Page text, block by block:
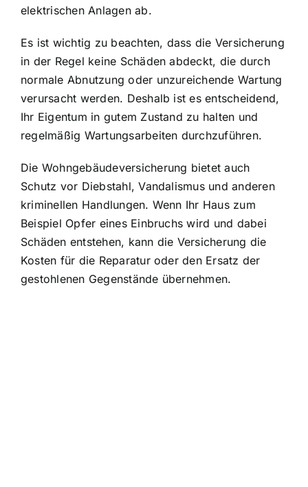
elektrischen Anlagen ab.
Es ist wichtig zu beachten, dass die Versicherung
in der Regel keine Schäden abdeckt, die durch
normale Abnutzung oder unzureichende Wartung
verursacht werden. Deshalb ist es entscheidend,
Ihr Eigentum in gutem Zustand zu halten und
regelmäßig Wartungsarbeiten durchzuführen.
Die Wohngebäudeversicherung bietet auch
Schutz vor Diebstahl, Vandalismusund anderen
kriminellen Handlungen. Wenn Ihr Haus zum
Beispiel Opfer eines Einbruchs wird und dabei
Schäden entstehen, kann die Versicherung die
Kosten für die Reparatur oder den Ersatz der
gestohlenen Gegenstände übernehmen.